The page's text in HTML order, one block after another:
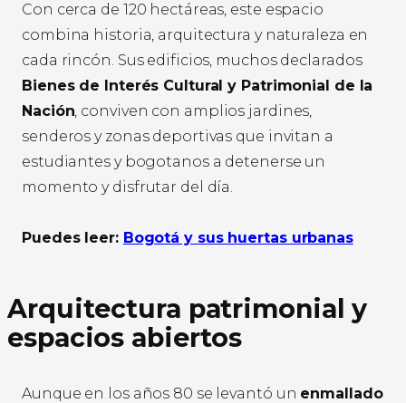
Con cerca de 120 hectáreas, este espacio
combina historia, arquitectura y naturaleza en
cada rincón. Sus edificios, muchos declarados
Bienes de Interés Cultural y Patrimonial de la
Nación, conviven con amplios jardines,
senderos y zonas deportivas que invitan a
estudiantes y bogotanos a detenerse un
momento y disfrutar del día.
Puedes leer: Bogotá y sus huertas urbanas
Arquitectura patrimonial y
espacios abiertos
Aunque en los años 80 se levantó un enmallado